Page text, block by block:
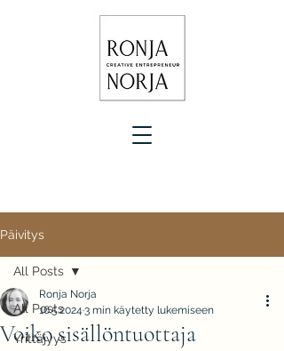
Päivitys
All Posts
Yrittäjyys
All Posts
Voiko sisällöntuottaja
Ronja Norja
16.5.2024 3 min käytetty lukemiseen